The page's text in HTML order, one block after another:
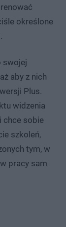
określone
swojej
aby z nich
Plus.
widzenia
chce sobie
szkoleń,
tym, w
pracy sam